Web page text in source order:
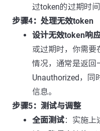
过token的过期时
步骤4：处理无效token
设计无效token响
或过期时，你需要
情况，通常是返回
Unauthorized，同
信息。
步骤5：测试与调整
全面测试：实施上